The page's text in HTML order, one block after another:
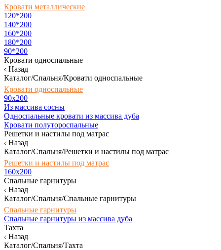
Кровати металлические
120*200
140*200
160*200
180*200
90*200
Кровати односпальные
Назад
Каталог/Спальня/Кровати односпальные
Кровати односпальные
90х200
Из массива сосны
Односпальные кровати из массива дуба
Кровати полутороспальные
Решетки и настилы под матрас
Назад
Каталог/Спальня/Решетки и настилы под матрас
Решетки и настилы под матрас
160х200
Спальные гарнитуры
Назад
Каталог/Спальня/Спальные гарнитуры
Спальные гарнитуры
Спальные гарнитуры из массива дуба
Тахта
Назад
Каталог/Спальня/Тахта